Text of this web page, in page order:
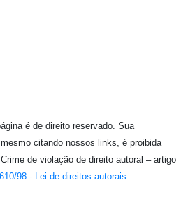
é de direito reservado. Sua
citando nossos links, é proibida
de violação de direito autoral – artigo
98 - Lei de direitos autorais.